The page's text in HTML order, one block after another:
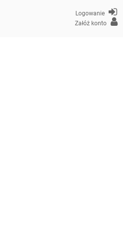
Logowanie
Załóż konto